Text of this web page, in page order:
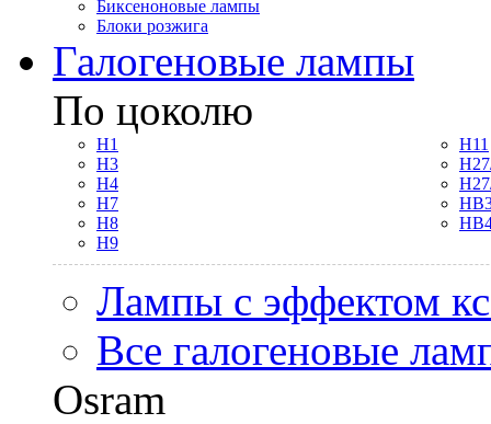
Биксеноновые лампы
Блоки розжига
Галогеновые лампы
По цоколю
H1
H3
H4
H7
H8
H9
H11
Лампы с эффектом
Все галогеновые
Osram